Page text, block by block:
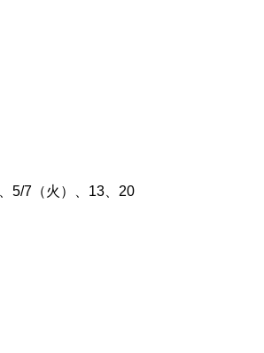
5/7（火）、13、20